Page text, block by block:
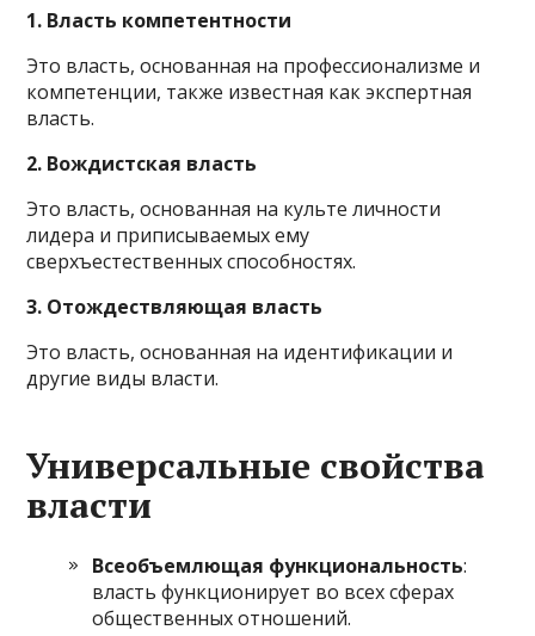
1. Власть компетентности
Это власть, основанная на профессионализме и
компетенции, также известная как экспертная
власть.
2. Вождистская власть
Это власть, основанная на культе личности
лидера и приписываемых ему
сверхъестественных способностях.
3. Отождествляющая власть
Это власть, основанная на идентификации и
другие виды власти.
Универсальные свойства
власти
Всеобъемлющая функциональность:
власть функционирует во всех сферах
общественных отношений.